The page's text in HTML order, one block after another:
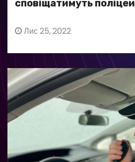
сповіщатимуть
Лис 25, 2022